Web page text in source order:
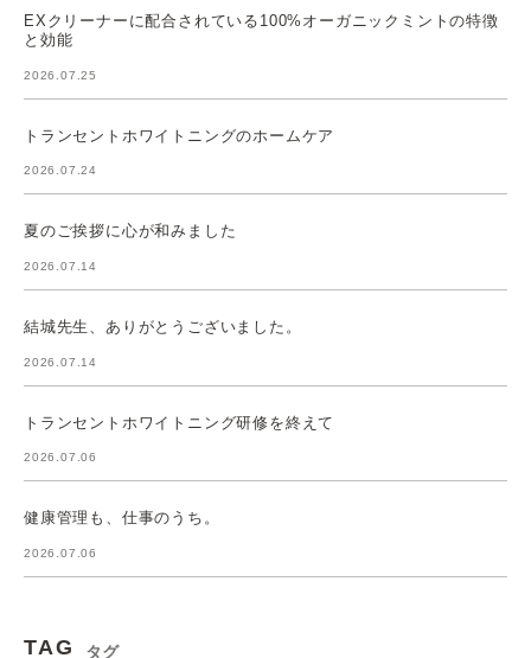
EXクリーナーに配合されている100%オーガニックミントの特徴
と効能
2026.07.25
トランセントホワイトニングのホームケア
2026.07.24
夏のご挨拶に心が和みました
2026.07.14
結城先生、ありがとうございました。
2026.07.14
トランセントホワイトニング研修を終えて
2026.07.06
健康管理も、仕事のうち。
2026.07.06
TAG タグ